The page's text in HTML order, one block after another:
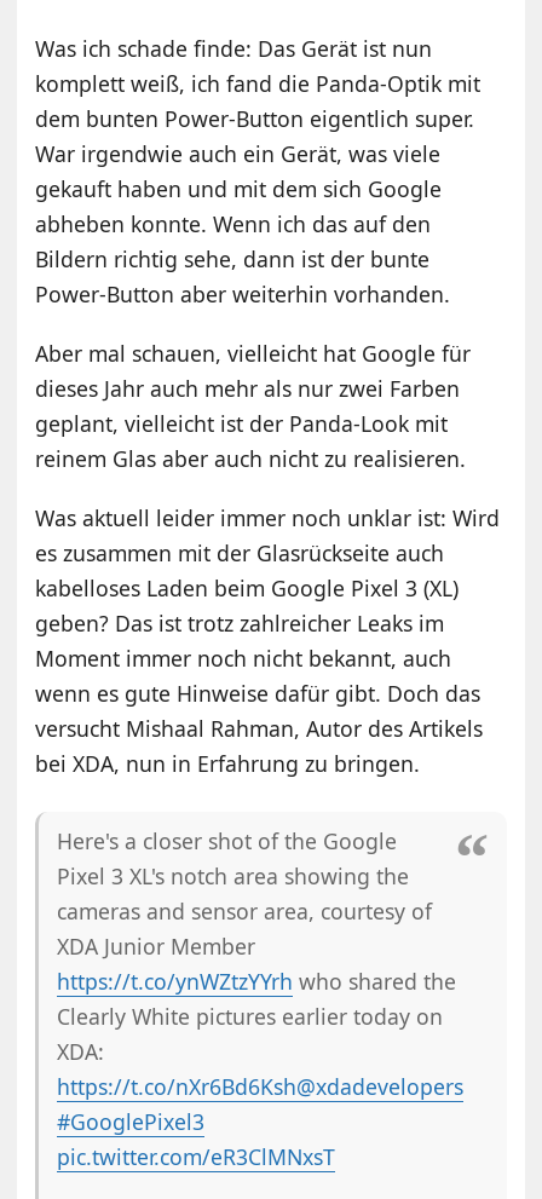
Was ich schade finde: Das Gerät ist nun
komplett weiß, ich fand die Panda-Optik mit
dem bunten Power-Button eigentlich super.
War irgendwie auch ein Gerät, was viele
gekauft haben und mit dem sich Google
abheben konnte. Wenn ich das auf den
Bildern richtig sehe, dann ist der bunte
Power-Button aber weiterhin vorhanden.
Aber mal schauen, vielleicht hat Google für
dieses Jahr auch mehr als nur zwei Farben
geplant, vielleicht ist der Panda-Look mit
reinem Glas aber auch nicht zu realisieren.
Was aktuell leider immer noch unklar ist: Wird
es zusammen mit der Glasrückseite auch
kabelloses Laden beim Google Pixel 3 (XL)
geben? Das ist trotz zahlreicher Leaks im
Moment immer noch nicht bekannt, auch
wenn es gute Hinweise dafür gibt. Doch das
versucht Mishaal Rahman, Autor des Artikels
bei XDA, nun in Erfahrung zu bringen.
Here's a closer shot of the Google
Pixel 3 XL's notch area showing the
cameras and sensor area, courtesy of
XDA Junior Member
https://t.co/ynWZtzYYrh who shared the
Clearly White pictures earlier today on
XDA:
https://t.co/nXr6Bd6Ksh@xdadevelopers
#GooglePixel3
pic.twitter.com/eR3ClMNxsT